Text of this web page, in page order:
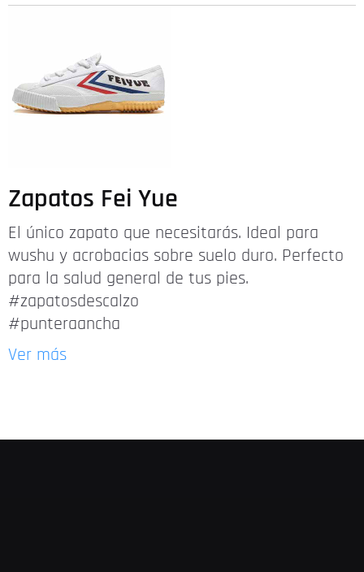
Zapatos Fei Yue
El único zapato que necesitarás. Ideal para
wushu y acrobacias sobre suelo duro. Perfecto
para la salud general de tus pies.
#zapatosdescalzo
#punteraancha
Ver más